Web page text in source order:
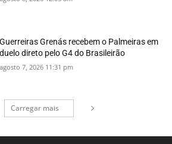
Guerreiras Grenás recebem o Palmeiras em
duelo direto pelo G4 do Brasileirão
agosto 7, 2026 11:31 pm
Carregar mais